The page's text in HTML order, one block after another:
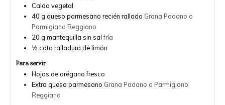
Caldo vegetal
40 g queso parmesano recién rallado Grana Padano o
Parmigiano Reggiano
20 g mantequilla sin salfría
½ cdta ralladura de limón
Para servir
Hojas de orégano fresco
Extra queso parmesano Grana Padano o Parmigiano
Reggiano